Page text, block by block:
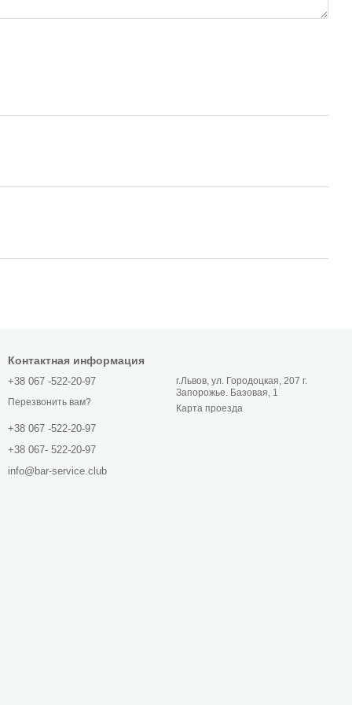
Контактная информация
+38 067 -522-20-97
Перезвонить вам?
+38 067 -522-20-97
+38 067- 522-20-97
info@bar-service.club
г.Львов, ул. Городоцкая, 207 г.
Запорожье. Базовая, 1
Карта проезда